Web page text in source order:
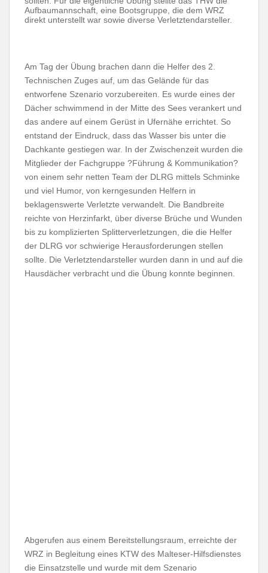
Aufbaumannschaft, eine Bootsgruppe, die dem WRZ
direkt unterstellt war sowie diverse Verletztendarsteller.
Am Tag der Übung brachen dann die Helfer des 2.
Technischen Zuges auf, um das Gelände für das
entworfene Szenario vorzubereiten. Es wurde eines der
Dächer schwimmend in der Mitte des Sees verankert und
das andere auf einem Gerüst in Ufernähe errichtet. So
entstand der Eindruck, dass das Wasser bis unter die
Dachkante gestiegen war. In der Zwischenzeit wurden die
Mitglieder der Fachgruppe ?Führung & Kommunikation?
von einem sehr netten Team der DLRG mittels Schminke
und viel Humor, von kerngesunden Helfern in
beklagenswerte Verletzte verwandelt. Die Bandbreite
reichte von Herzinfarkt, über diverse Brüche und Wunden
bis zu komplizierten Splitterverletzungen, die die Helfer
der DLRG vor schwierige Herausforderungen stellen
sollte. Die Verletztendarsteller wurden dann in und auf die
Hausdächer verbracht und die Übung konnte beginnen.
Abgerufen aus einem Bereitstellungsraum, erreichte der
WRZ in Begleitung eines KTW des Malteser-Hilfsdienstes
die Einsatzstelle und wurde mit dem Szenario